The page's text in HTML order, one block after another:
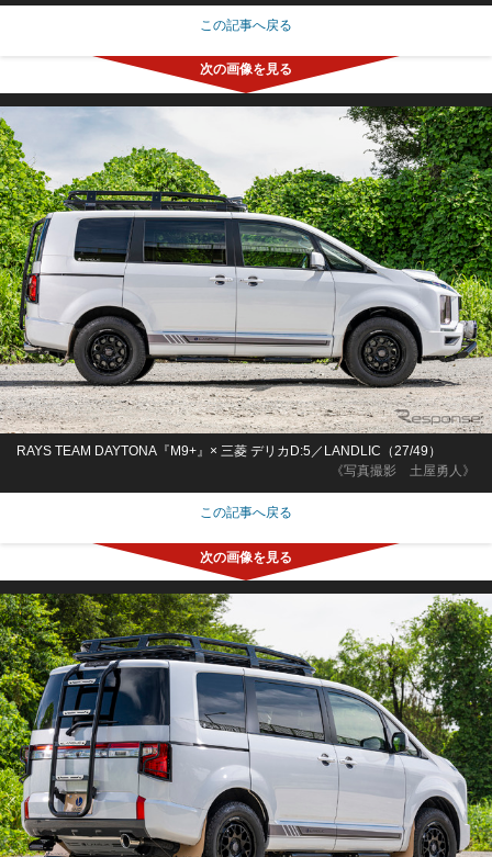
この記事へ戻る
《写真撮影 土屋勇人》
RAYS TEAM DAYTONA『M9+』× 三菱 デリカD:5／LANDLIC（27/49）
この記事へ戻る